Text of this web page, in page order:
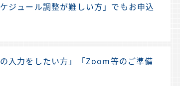
ジュール調整が難しい方」でもお申込
入力をしたい方」「Zoom等のご準備